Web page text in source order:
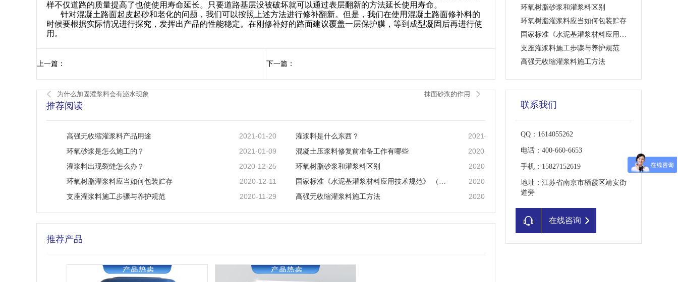
样不仅道路的质量提高了也使使用寿命延长。只要道路基层没被破坏就可以通过表层翻新的方法延长使用寿命。
针对混凝土路面起皮起砂和老化的问题，我们可以按照上述方法进行修补翻新。但是，我们在使用混凝土路面修补料的
时候要根据实际情况进行探究，发挥出产品的性能稳定。在刚修补好的路面建议覆盖一层保护膜，等到成型凝固后再进行使
用。
上一篇：
为什么加固灌浆料会有泌水现象
下一篇：
抹面砂浆的作用
推荐阅读
高强无收缩灌浆料产品用途 2021-01-20 灌浆料是什么东西？ 2021-01-09
环氧砂浆是怎么施工的？ 2021-01-09 混凝土压浆料修复前准备工作有哪些 2020-12-25
灌浆料出现裂缝怎么办？ 2020-12-25 环氧树脂砂浆和灌浆料区别 2020-12-11
环氧树脂灌浆料应当如何包装贮存 2020-12-11 国家标准《水泥基灌浆材料应用技术规范》 （GB/T 50448-2015）颁布实施 2020-11-29
支座灌浆料施工步骤与养护规范 2020-11-29 高强无收缩灌浆料施工方法 2020-11-29
推荐产品
环氧树脂砂浆和灌浆料区别
环氧树脂灌浆料应当如何包装贮存
国家标准《水泥基灌浆材料应用技术规范》 （GB/T 50448-2015）颁布实施
支座灌浆料施工步骤与养护规范
高强无收缩灌浆料施工方法
联系我们
QQ：1614055262
电话：400-660-6653
手机：15827152619
地址：江苏省南京市栖霞区靖安街
道旁
在线咨询